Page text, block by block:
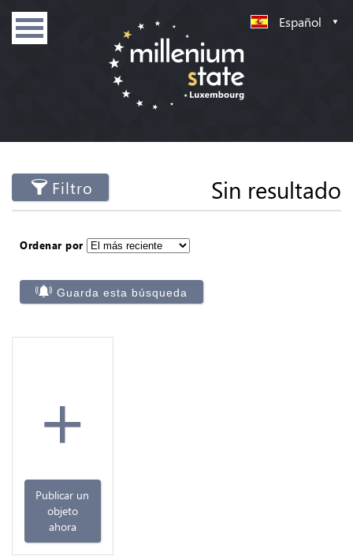
Español
Filtro Sin resultado
Ordenar por
Guarda esta búsqueda
+
Publicar un
objeto
ahora